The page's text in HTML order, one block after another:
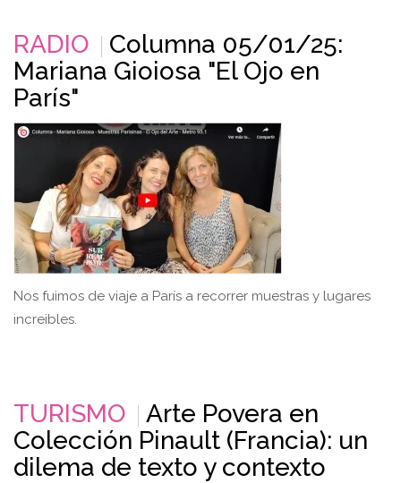
RADIO
Columna 05/01/25:
Mariana Gioiosa "El Ojo en
París"
Nos fuimos de viaje a París a recorrer muestras y lugares
increibles.
TURISMO
Arte Povera en
Colección Pinault (Francia): un
dilema de texto y contexto